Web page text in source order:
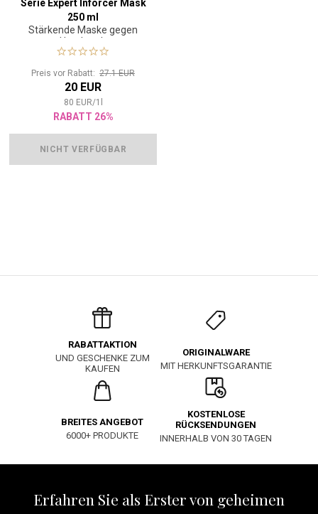
Inhaltsstoffe ein wahrer Energieschub für Ihr Haar.
Serie Expert Inforcer Mask
250 ml
Stärkende Maske gegen
Haarbruch
Preis vor Rabatt: 27.1 EUR
20 EUR
80 EUR/1
RABATT 26%
NICHT VERFÜGBAR
RABATTAKTION
UND GESCHENKE ZUM
KAUFEN
ORIGINALWARE
MIT HERKUNFTSGARANTIE
BREITES ANGEBOT
6000+ PRODUKTE
KOSTENLOSE
RÜCKSENDUNGEN
INNERHALB VON 30 TAGEN
Erfahren Sie als Erster von geheimen